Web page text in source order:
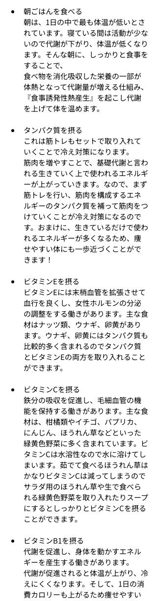
朝ごはんを食べる
朝は、1日の中で最も体温が低いとさ
れています。寝ている間は活動が少な
いので代謝が下がり、体温が低くなり
ます。そんな朝に、しっかりと食事を
することで、
食べ物を消化吸収した栄養の一部が
体熱となって代謝量が増える仕組み、
『食事誘発性熱産生』を起こし代謝
を上げて体を温めます。
タンパク質を摂る
これは筋トレもセットで取り入れて
いくことで冷え対策になります。
筋肉を増やすことで、基礎代謝と言わ
れる生きていく上で使われるエネルギ
ーが上がっていきます。なので、まず
筋トレを行い、筋肉を構成するエネ
ルギーのタンパク質を補って筋肉をつ
けていくことが冷え対策になるので
す。おまけに、生きているだけで使わ
れるエネルギーが多くなるため、痩
せやすい体にも一歩近づくことがで
きます！
ビタミンEを摂る
ビタミンEには末梢血管を拡張させて
血行を良くし、女性ホルモンの分泌
の調整をする働きがあります。主な食
材はナッツ類、ウナギ、卵黄があり
ます。ウナギ、卵黄にはタンパク質も
比較的多く含まれるのでタンパク質
とビタミンEの両方を取り入れること
ができます。
ビタミンCを摂る
鉄分の吸収を促進し、毛細血管の機
能を保持する働きがあります。主な食
材は、柑橘類やイチゴ、パプリカ、
にんじん、ほうれん草などといった
緑黄色野菜に多く含まれています。ビ
タミンCは水溶性なので水に溶けてし
まいます。茹でて食べるほうれん草は
かなりビタミンCは減ってしまうので
サラダ用のほうれん草や生で食べら
れる緑黄色野菜を取り入れたりスープ
にするとしっかりとビタミンCを摂る
ことができます。
ビタミンB1を摂る
代謝を促進し、身体を動かすエネル
ギーを産生する働きがあります。
代謝が促進されると体温が上がり、冷
えにくくなります。そして、1日の消
費カロリーも上がるため痩せやすい